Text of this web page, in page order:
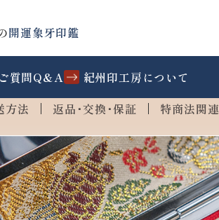
開運象牙印鑑
質問Q&A
紀州印工房について
方法 返品･交換･保証 特商法関